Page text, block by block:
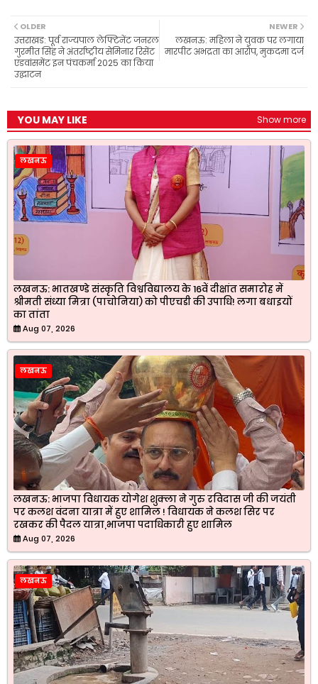
b
o
o
k
A
p
p
r
a
m
e
r
NEWER
लखनऊ: महिला ने युवक पर लगाया
मारपीट अभद्रता का आरोप, मुकदमा दर्ज
OLDER
उत्तराखड: पूर्व राज्यपाल लेफ्टिनेंट जनरल
गुरमीत सिंह ने अंतर्राष्ट्रीय सेमिनार रिसेंट
एडवांसमेंट इन पंचकर्मा 2025 का किया
उद्घाटन
YOU MAY LIKE Show more
लखनऊ
लखनऊ: भातखण्डे संस्कृति विश्वविद्यालय के 16वें दीक्षांत समारोह में
श्रीमती संध्या मित्रा (पाचोनिया) को पीएचडी की उपाधि! लगा बधाइयों
का तांता
Aug 07, 2026
लखनऊ
लखनऊ: भाजपा विधायक योगेश शुक्ला ने गुरु रविदास जी की जयंती
पर कलश वंदना यात्रा में हुए शामिल ! विधायक ने कलश सिर पर
रखकर की पैदल यात्रा,भाजपा पदाधिकारी हुए शामिल
Aug 07, 2026
लखनऊ